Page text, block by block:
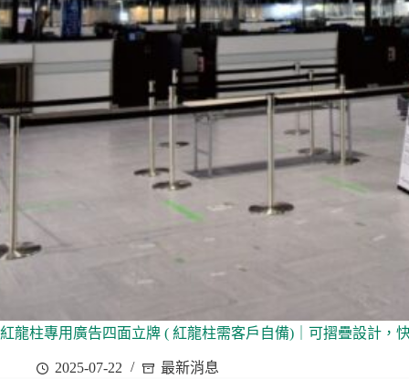
紅龍柱專用廣告四面立牌 ( 紅龍柱需客戶自備)｜可摺疊設計，
2025-07-22 最新消息